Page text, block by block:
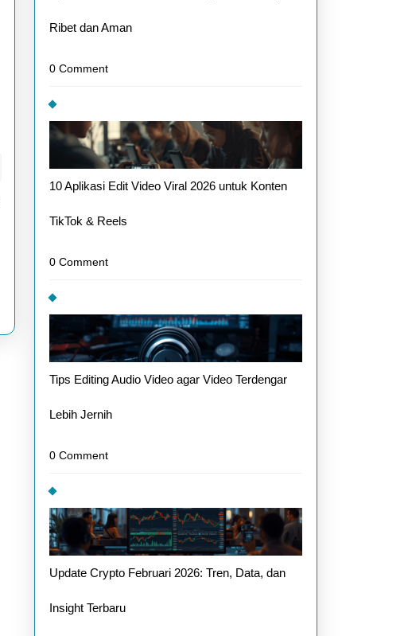
Ribet dan Aman
0 Comment
10 Aplikasi Edit Video Viral 2026 untuk Konten
TikTok & Reels
0 Comment
Tips Editing Audio Video agar Video Terdengar
Lebih Jernih
0 Comment
Update Crypto Februari 2026: Tren, Data, dan
Insight Terbaru